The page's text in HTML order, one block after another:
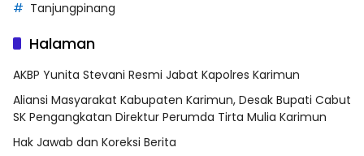
Tanjungpinang
Halaman
AKBP Yunita Stevani Resmi Jabat Kapolres Karimun
Aliansi Masyarakat Kabupaten Karimun, Desak Bupati Cabut
SK Pengangkatan Direktur Perumda Tirta Mulia Karimun
Hak Jawab dan Koreksi Berita